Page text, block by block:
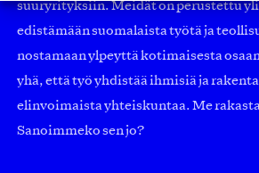
suuryrityksiin. Meidät on perustettu
edistämään suomalaista työtä ja
nostamaan ylpeyttä kotimaisesta
yhä, että työ yhdistää ihmisiä ja
elinvoimaista yhteiskuntaa. Me
Sanoimmeko sen jo?